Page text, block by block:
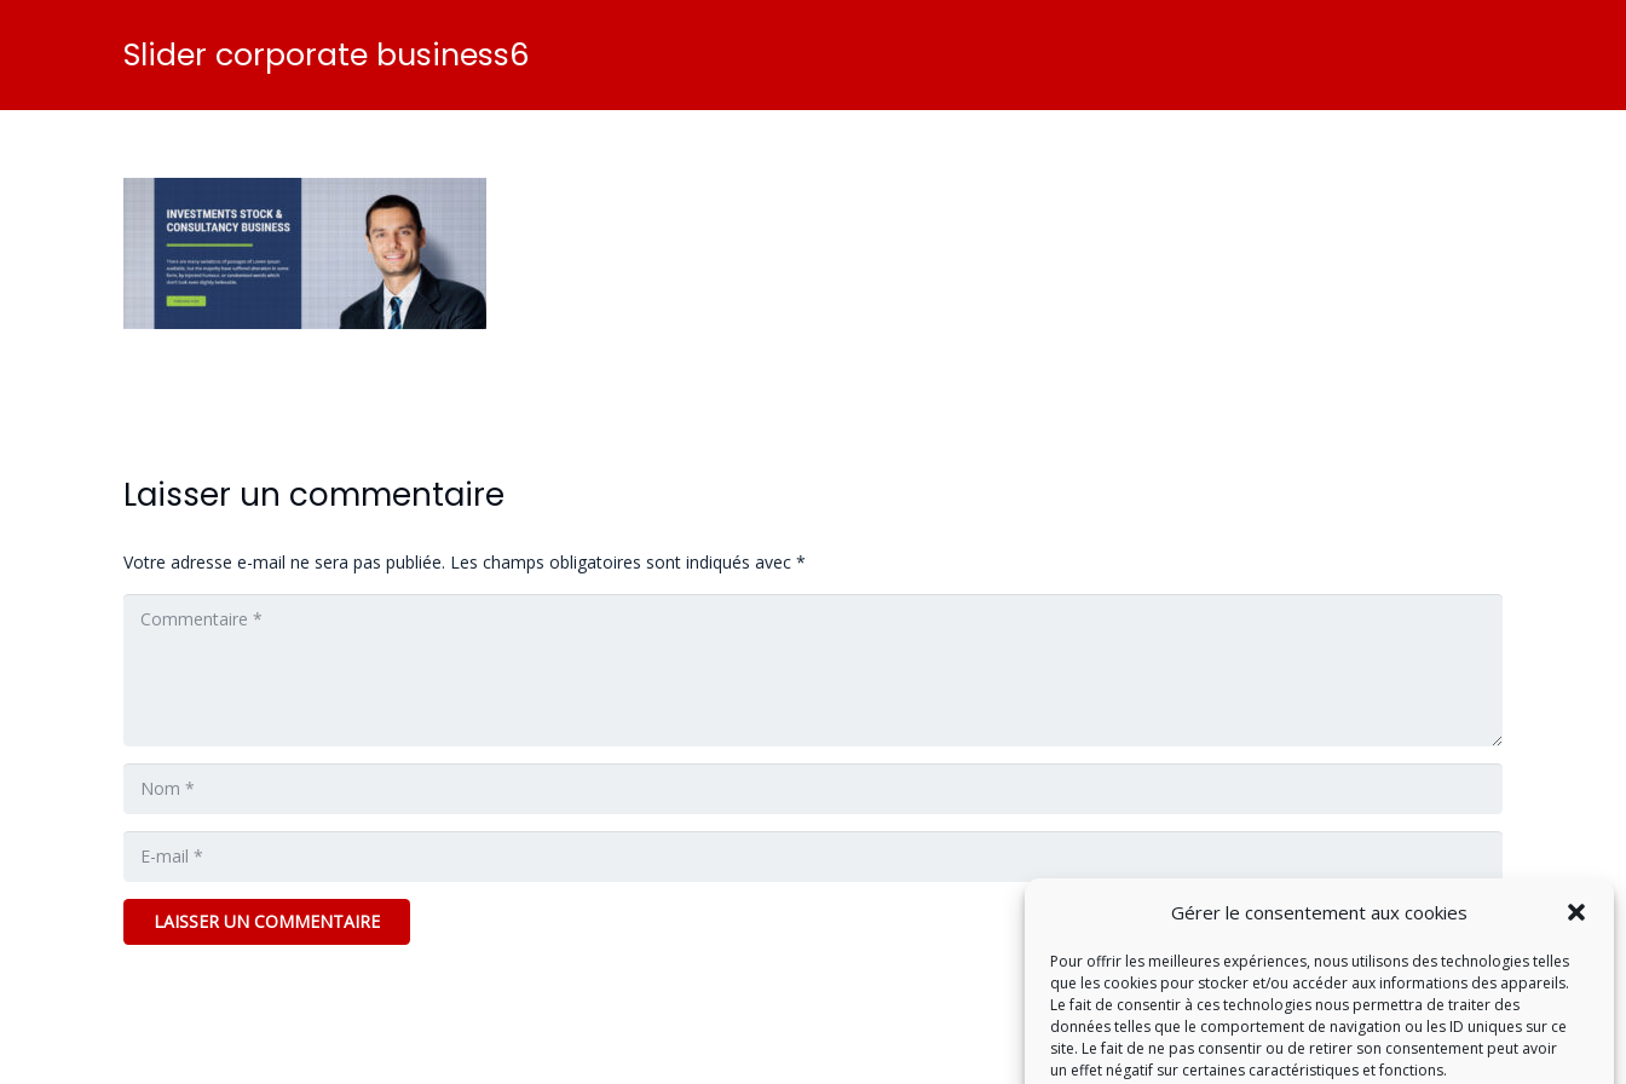
Gérer le consentement aux cookies
Pour offrir les meilleures expériences, nous utilisons des technologies telles
que les cookies pour stocker et/ou accéder aux informations des appareils.
Le fait de consentir à ces technologies nous permettra de traiter des
données telles que le comportement de navigation ou les ID uniques sur ce
site. Le fait de ne pas consentir ou de retirer son consentement peut avoir
un effet négatif sur certaines caractéristiques et fonctions.
Slider corporate business6
Laisser un commentaire
Votre adresse e-mail ne sera pas publiée. Les champs obligatoires sont indiqués avec *
LAISSER UN COMMENTAIRE